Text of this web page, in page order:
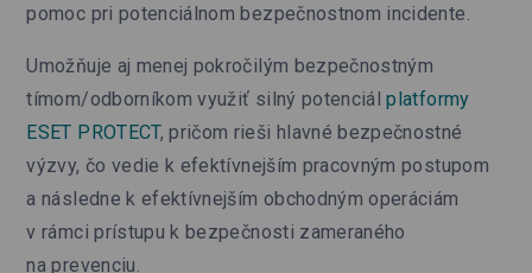
pomoc pri potenciálnom bezpečnostnom incidente.
Umožňuje aj menej pokročilým bezpečnostným
tímom/odborníkom využiť silný potenciálplatformy
ESET PROTECT, pričom rieši hlavné bezpečnostné
výzvy, čo vedie k efektívnejším pracovným postupom
a následne k efektívnejším obchodným operáciám
v rámci prístupu k bezpečnosti zameraného
na prevenciu.